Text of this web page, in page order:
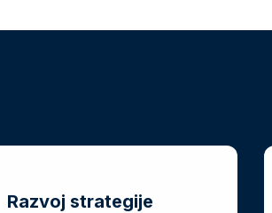
Razvoj strategije